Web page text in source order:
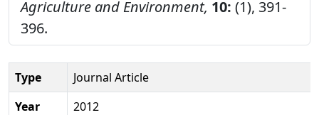
Agriculture and Environment, 10: (1), 391-
396.
Type
Journal Article
Year
2012